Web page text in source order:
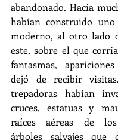
abandonado. Hacía
habían construido
moderno, al otro lado
este, sobre el que
fantasmas,
dejó de recibir
trepadoras habían
cruces, estatuas y
raíces aéreas de los
árboles salvajes que